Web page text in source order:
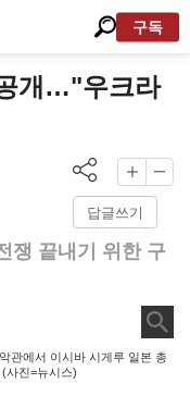
구독
개…"우크라
답글쓰기
쟁 끝내기 위한 구
관에서 이시바 시게루 일본 총
사진=뉴시스)